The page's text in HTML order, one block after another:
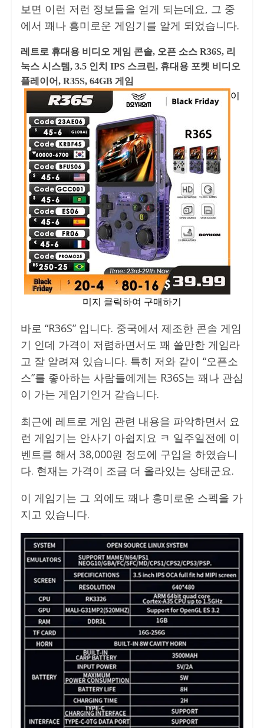
보면 이런 저런 정보들을 얻게 되는데요, 그 중
에서 꽤나 흥미로운 게임기를 알게 되었습니다.
레트로 휴대용 비디오 게임 콘솔, 오픈 소스 R36S, 리
눅스 시스템, 3.5 인치 IPS 스크린, 휴대용 포켓 비디오
플레이어, R35S, 64GB 게임
이
미지 클릭하여 구매하기
바로 “R36S” 입니다. 중국에서 제조한 콘솔 게임
기 인데 가격이 저렴하면서도 꽤 쓸만한 게임라
고 잘 알려져 있습니다. 특히 저와 같이 “오픈소
스”를 좋아하는 사람들에게는 R36S는 꽤나 관심
이 가는 게임기인거 같습니다.
최근에 레트로 게임 관련 내용을 파악하면서 요
런 게임기는 안사기 아쉽지요 ㅋ 일주일전에 이
벤트를 해서 38,000원 정도에 구입을 하였습니
다. 현재는 가격이 조금 더 올라있는 상태군요.
이 게임기는 그 외에도 꽤나 흥미로운 스펙을 가
지고 있습니다.